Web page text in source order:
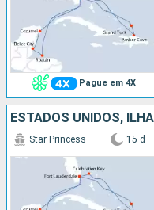
Pague em 4X
Star Princess 15 d